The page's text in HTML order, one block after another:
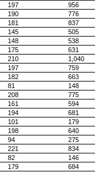
197
956
190
776
181
837
145
505
148
538
175
631
210
1,040
197
759
182
663
81
148
208
775
161
594
194
681
101
179
198
640
94
275
221
834
82
146
179 684